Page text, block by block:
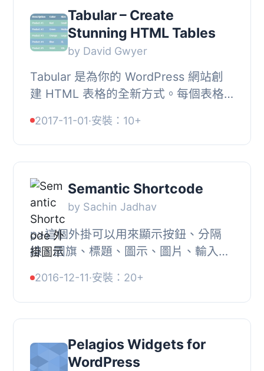
Tabular – Create
Stunning HTML Tables
by David Gwyer
Tabular 是為你的 WordPress 網站創
建 HTML 表格的全新方式。每個表格
需輸入表格數據，或直接從電子表格中
粘貼，選擇你的...
2017-11-01·安裝：10+
Semantic Shortcode
by Sachin Jadhav
p>這個外掛可以用來顯示按鈕、分隔
線、國旗、標題、圖示、圖片、輸入
息、手風琴、標籤頁和轉場效果等各種
短代碼。, 這個...
2016-12-11·安裝：20+
Pelagios Widgets for
WordPress